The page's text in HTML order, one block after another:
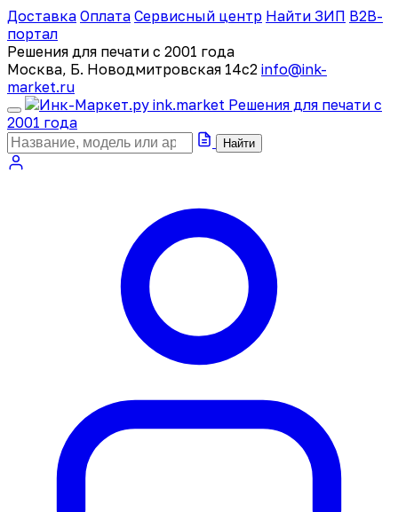
Доставка Оплата Сервисный центр Найти ЗИП B2B-
портал
Решения для печати с 2001 года
Москва, Б. Новодмитровская 14с2 info@ink-
market.ru
ink.market Решения для печати с
2001 года
Найти